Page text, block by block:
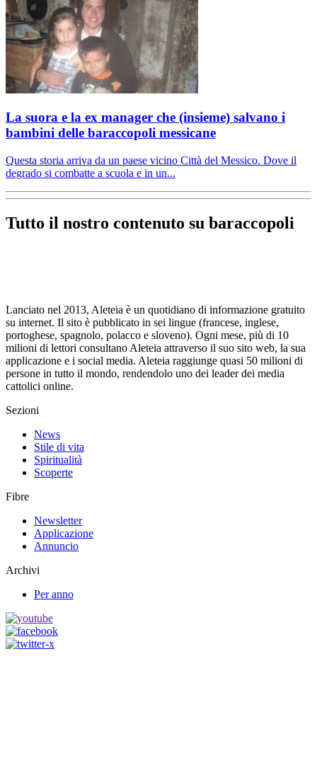
La suora e la ex manager che (insieme) salvano i
bambini delle baraccopoli messicane
Questa storia arriva da un paese vicino Città del Messico. Dove il
degrado si combatte a scuola e in un...
Tutto il nostro contenuto su baraccopoli
Lanciato nel 2013, Aleteia è un quotidiano di informazione gratuito
su internet. Il sito è pubblicato in sei lingue (francese, inglese,
portoghese, spagnolo, polacco e sloveno). Ogni mese, più di 10
milioni di lettori consultano Aleteia attraverso il suo sito web, la sua
applicazione e i social media. Aleteia raggiunge quasi 50 milioni di
persone in tutto il mondo, rendendolo uno dei leader dei media
cattolici online.
Sezioni
News
Stile di vita
Spiritualità
Scoperte
Fibre
Newsletter
Applicazione
Annuncio
Archivi
Per anno